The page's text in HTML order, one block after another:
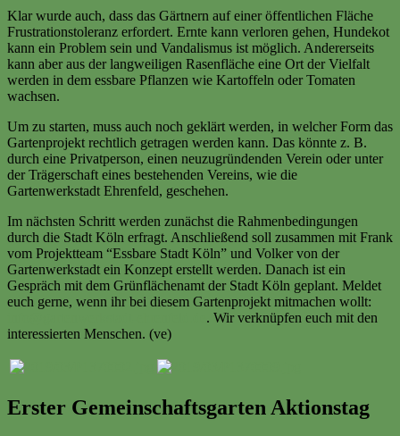
Klar wurde auch, dass das Gärtnern auf einer öffentlichen Fläche
Frustrationstoleranz erfordert. Ernte kann verloren gehen, Hundekot
kann ein Problem sein und Vandalismus ist möglich. Andererseits
kann aber aus der langweiligen Rasenfläche eine Ort der Vielfalt
werden in dem essbare Pflanzen wie Kartoffeln oder Tomaten
wachsen.
Um zu starten, muss auch noch geklärt werden, in welcher Form das
Gartenprojekt rechtlich getragen werden kann. Das könnte z. B.
durch eine Privatperson, einen neuzugründenden Verein oder unter
der Trägerschaft eines bestehenden Vereins, wie die
Gartenwerkstadt Ehrenfeld, geschehen.
Im nächsten Schritt werden zunächst die Rahmenbedingungen
durch die Stadt Köln erfragt. Anschließend soll zusammen mit Frank
vom Projektteam “Essbare Stadt Köln” und Volker von der
Gartenwerkstadt ein Konzept erstellt werden. Danach ist ein
Gespräch mit dem Grünflächenamt der Stadt Köln geplant. Meldet
euch gerne, wenn ihr bei diesem Gartenprojekt mitmachen wollt:
. Wir verknüpfen euch mit den
interessierten Menschen. (ve)
Erster Gemeinschaftsgarten Aktionstag